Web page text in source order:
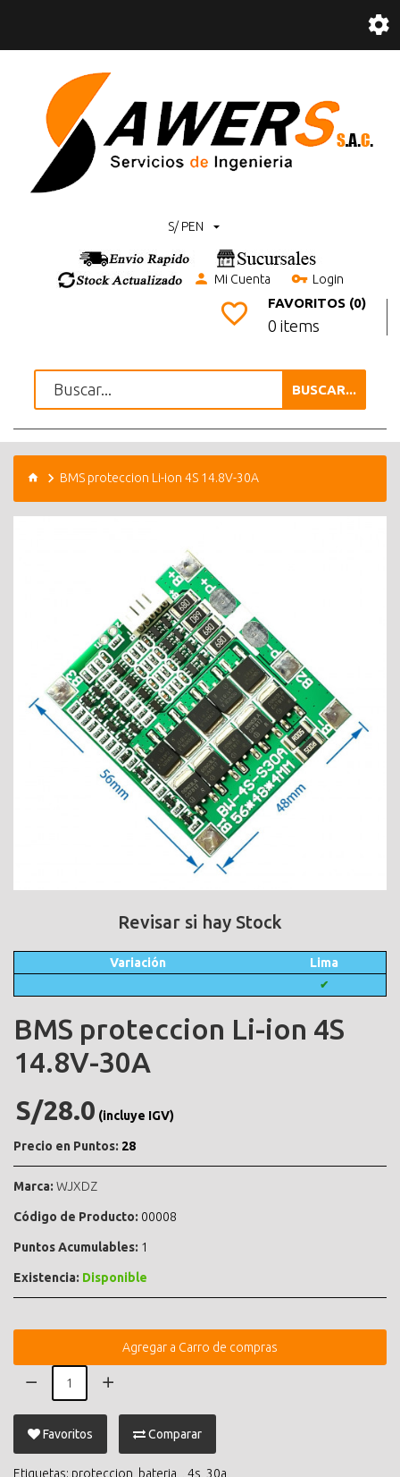
S/ PEN
Mi Cuenta Login
FAVORITOS (0)
0 items
BUSCAR...
BMS proteccion Li-ion 4S 14.8V-30A
Revisar si hay Stock
Variación Lima
✔
BMS proteccion Li-ion 4S
14.8V-30A
S/28.0 (incluye IGV)
Precio en Puntos: 28
Marca: WJXDZ
Código de Producto: 00008
Puntos Acumulables: 1
Existencia: Disponible
Agregar a Carro de compras
Favoritos Comparar
Etiquetas: proteccion bateria 4s 30a